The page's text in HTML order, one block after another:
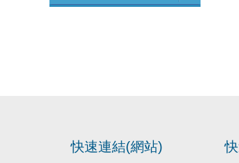
快速連結(網站)